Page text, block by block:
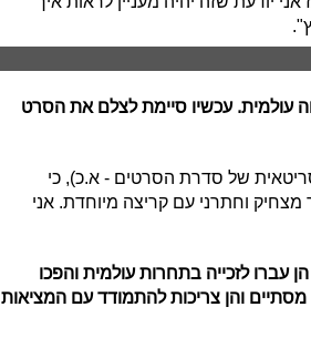
עולמית. עכשיו סיימת לצלם את הסרט
של סדרת הסרטים - א.כ), כי
וחתרני עם קריצה מיוחדת. אני
עברו לזכייה בתחרות עולמית והפכו
והן צריכות להתמודד עם המציאות